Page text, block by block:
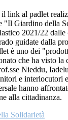
link al padlet
"Il Giardino della
2021/22 dalle
guidate dalla
è uno dei
che ha visto la
Nieddu,
e interlocutori
hanno
alla cittadinanza.
Solidarietà